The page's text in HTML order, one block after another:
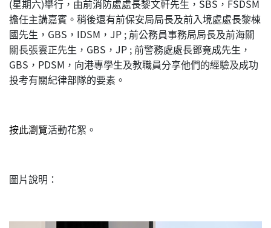
(星期六)舉行，由前消防處處長黎文軒先生，SBS，FSDSM
擔任主講嘉賓。稍後還有前保安局局長及前入境處處長黎棟
國先生，GBS，IDSM，JP ; 前公務員事務局局長及前海關
關長張雲正先生，GBS，JP ; 前警務處處長鄧竟成先生，
GBS，PDSM，向港專學生及教職員分享他們的經驗及成功
投考有關紀律部隊的要素。
按此瀏覽活動花絮。
圖片說明：